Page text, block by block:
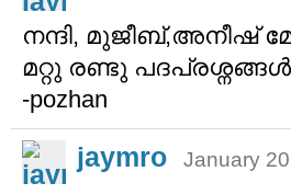
നന്ദി, മുജീബ്,അനീഷ്
മറ്റു രണ്ടു പദപ്രശ്നങ്ങൾ
-pozhan
jaymro January